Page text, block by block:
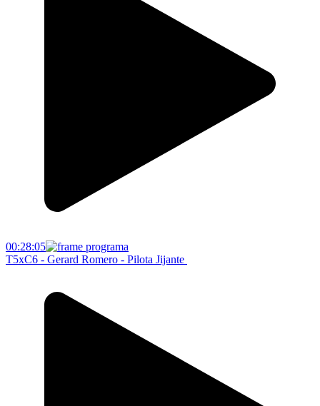
00:28:05
T5xC6 - Gerard Romero - Pilota Jijante